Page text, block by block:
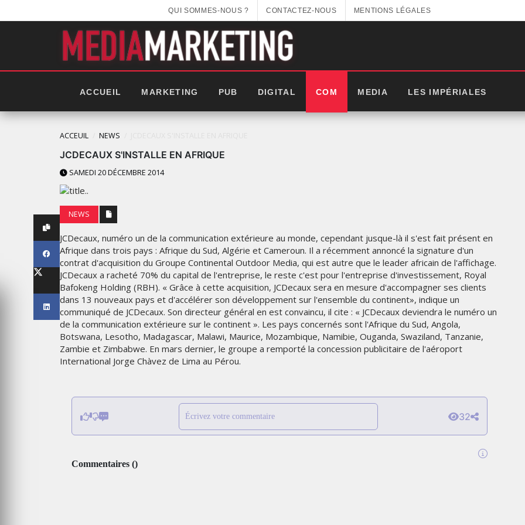
QUI SOMMES-NOUS ? CONTACTEZ-NOUS MENTIONS LÉGALES
ACCUEIL MARKETING PUB DIGITAL COM MEDIA LES IMPÉRIALES
ACCEUIL NEWS
JCDECAUX S'INSTALLE EN AFRIQUE
SAMEDI 20 DÉCEMBRE 2014
NEWS
JCDecaux, numéro un de la communication extérieure au monde, cependant jusque-là il s'est fait présent en
Afrique dans trois pays : Afrique du Sud, Algérie et Cameroun. Il a récemment annoncé la signature d'un
contrat d'acquisition du Groupe Continental Outdoor Media, qui est autre que le leader africain de l'affichage.
JCDecaux a racheté 70% du capital de l'entreprise, le reste c'est pour l'entreprise d'investissement, Royal
Bafokeng Holding (RBH). « Grâce à cette acquisition, JCDecaux sera en mesure d'accompagner ses clients
dans 13 nouveaux pays et d'accélérer son développement sur l'ensemble du continent», indique un
communiqué de JCDecaux. Son directeur général en est convaincu, il cite : « JCDecaux deviendra le numéro un
de la communication extérieure sur le continent ». Les pays concernés sont l'Afrique du Sud, Angola,
Botswana, Lesotho, Madagascar, Malawi, Maurice, Mozambique, Namibie, Ouganda, Swaziland, Tanzanie,
Zambie et Zimbabwe. En mars dernier, le groupe a remporté la concession publicitaire de l'aéroport
International Jorge Chàvez de Lima au Pérou.
Écrivez votre commentaire 32
Commentaires ()
LES IMPÉRIALES WEEK 2026
SOUS THÈME "DABA OR NEVER"
MARDI 27 JANVIER 2026
LES IMPÉRIALES WEEK 2025:
THE PARADIGM SHIFT –
BUSINESS. PEOPLE. TECH
VENDREDI 10 JANVIER 2025